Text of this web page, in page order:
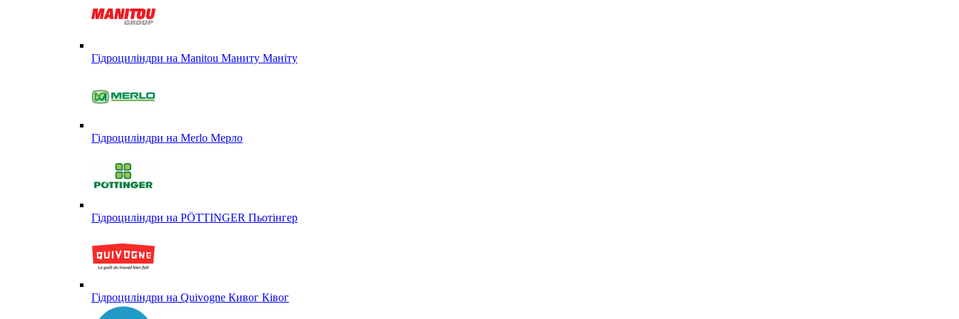
Гідроциліндри на Manitou Маниту Маніту
Гідроциліндри на Merlo Мерло
Гідроциліндри на PÖTTINGER Пьотінгер
Гідроциліндри на Quivogne Кивог Ківог